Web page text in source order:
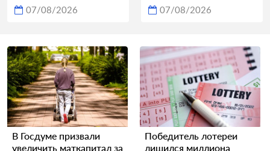
07/08/2026 07/08/2026
В Госдуме призвали
увеличить маткапитал за
Победитель лотереи
лишился миллиона